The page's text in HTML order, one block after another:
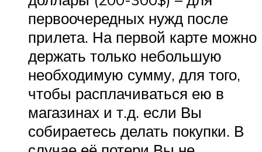
первоочередных нужд после
прилета. На первой карте можно
держать только небольшую
необходимую сумму, для того,
чтобы расплачиваться ею в
магазинах и т.д. если Вы
собираетесь делать покупки. В